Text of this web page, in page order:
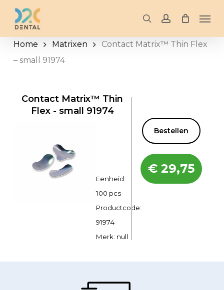
Skip
main
content
searchaccount
Home Matrixen
Contact Matrix™ Thin Flex
– small 91974
Contact Matrix™ Thin
Flex - small 91974
Eenheid:
100 pcs
Productcode:
91974
Merk: null
Bestellen
€ 29,75